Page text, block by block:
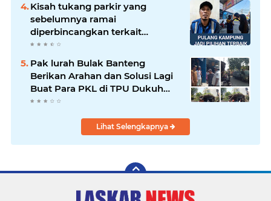
Kisah tukang parkir yang
sebelumnya ramai
diperbincangkan terkait
persoalan parkir gratis di
sebuah minimarket di Bekasi
kini memasuki babak baru.
Pak lurah Bulak Banteng
Berikan Arahan dan Solusi Lagi
Buat Para PKL di TPU Dukuh
Bulak Banteng Surabaya
Lihat Selengkapnya